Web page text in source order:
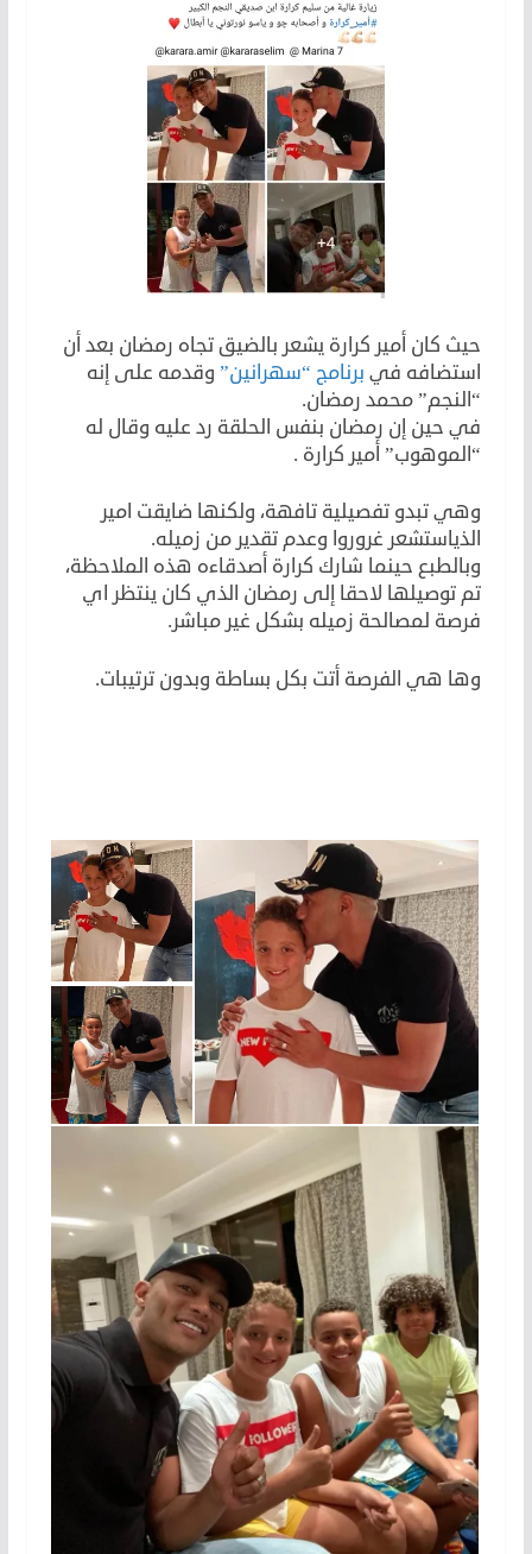
حيث كان أمير كرارة يشعر بالضيق تجاه رمضان بعد أن
استضافه في برنامج “سهرانين”وقدمه على إنه
“النجم” محمد رمضان.
في حين إن رمضان بنفس الحلقة رد عليه وقال له
“الموهوب” أمير كرارة .
وهي تبدو تفصيلية تافهة، ولكنها ضايقت امير
الذياستشعر غروروا وعدم تقدير من زميله.
وبالطبع حينما شارك كرارة أصدقاءه هذه الملاحظة،
تم توصيلها لاحقا إلى رمضان الذي كان ينتظر اي
فرصة لمصالحة زميله بشكل غير مباشر.
وها هي الفرصة أتت بكل بساطة وبدون ترتيبات.